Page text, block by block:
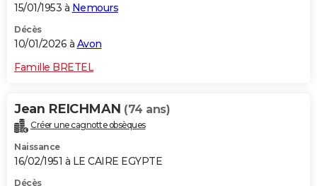
15/01/1953 à Nemours
Décès
10/01/2026 à Avon
Famille BRETEL
Jean REICHMAN (74 ans)
Créer une cagnotte obsèques
Naissance
16/02/1951 à LE CAIRE EGYPTE
Décès